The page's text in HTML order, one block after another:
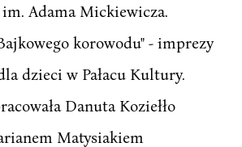
Adama Mickiewicza.
korowodu" - imprezy
dzieci w Pałacu Kultury.
Danuta Koziełło
Matysiakiem